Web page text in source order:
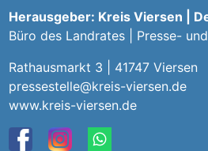
Herausgeber: Kreis Viersen |
Büro des Landrates | Presse-
Rathausmarkt 3 | 41747 Viersen
pressestelle@kreis-viersen.de
www.kreis-viersen.de